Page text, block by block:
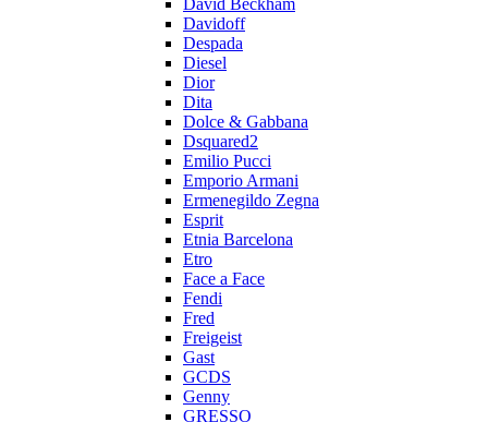
David Beckham
Davidoff
Despada
Diesel
Dior
Dita
Dolce & Gabbana
Dsquared2
Emilio Pucci
Emporio Armani
Ermenegildo Zegna
Esprit
Etnia Barcelona
Etro
Face a Face
Fendi
Fred
Freigeist
Gast
GCDS
Genny
GRESSO